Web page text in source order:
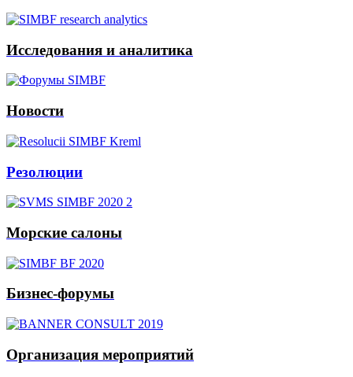
Исследования и аналитика
Новости
Резолюции
Морские салоны
Бизнес-форумы
Организация мероприятий